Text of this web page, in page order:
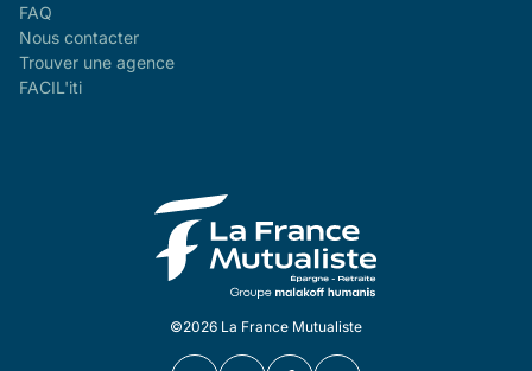
FAQ
Nous contacter
Trouver une agence
FACIL'iti
©2026 La France Mutualiste